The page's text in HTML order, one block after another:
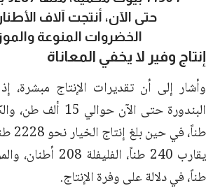
حتى الآن، أنتجت آلاف
الخضروات المنوعة
إنتاج وفير لا يخفي المعاناة
وأشار إلى أن تقديرات الإنتاج مبشرة،
طناً، في دلالة على وفرة الإنتاج.